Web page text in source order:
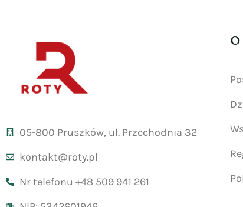
05-800 Pruszków, ul. Przechodnia 32
kontakt@roty.pl
Nr telefonu +48 509 941 261